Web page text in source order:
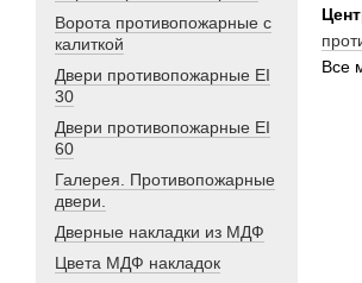
Все
Ворота противопожарные с
калиткой
Двери противопожарные EI
30
Двери противопожарные EI
60
Галерея. Противопожарные
двери.
Дверные накладки из МДФ
Цвета МДФ накладок